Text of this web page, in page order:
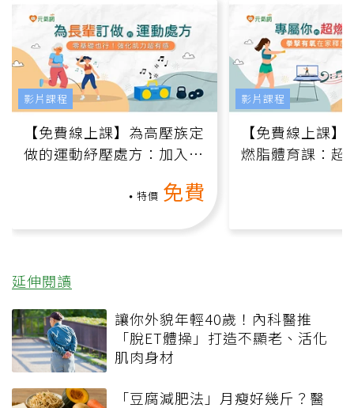
【免費線上課】為高壓族定
做的運動紓壓處方：加入行
特價 免費
影片課程
【免費線上課
燃脂體育課：超
影片課程
延伸閱讀
讓你外貌年輕40歲！內科醫推
「脫ET體操」打造不顯老、活化
肌肉身材
「豆腐減肥法」月瘦好幾斤？醫